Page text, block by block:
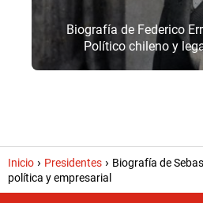
Biografía de Federico
Político chileno y
Inicio Presidentes
Biografía de
política y empresarial